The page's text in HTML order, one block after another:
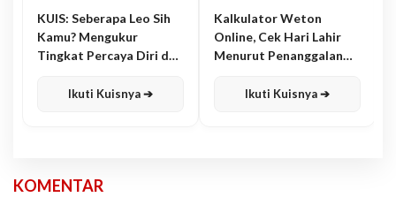
KUIS: Seberapa Leo Sih
Kamu? Mengukur
Tingkat Percaya Diri dan
Ikuti Kuisnya ➔
Kalkulator Weton
Online, Cek Hari Lahir
Menurut Penanggalan
Ikuti Kuisnya ➔
KOMENTAR